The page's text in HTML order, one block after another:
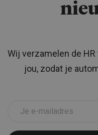
Wij verzamelen de
jou, zodat je